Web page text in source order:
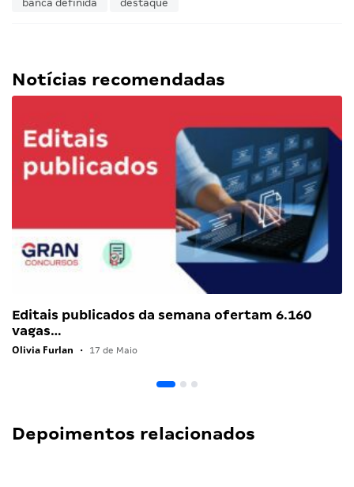
banca definida destaque
Notícias recomendadas
Editais publicados da semana ofertam 6.160
vagas…
Olivia Furlan • 17 de Maio
Depoimentos relacionados